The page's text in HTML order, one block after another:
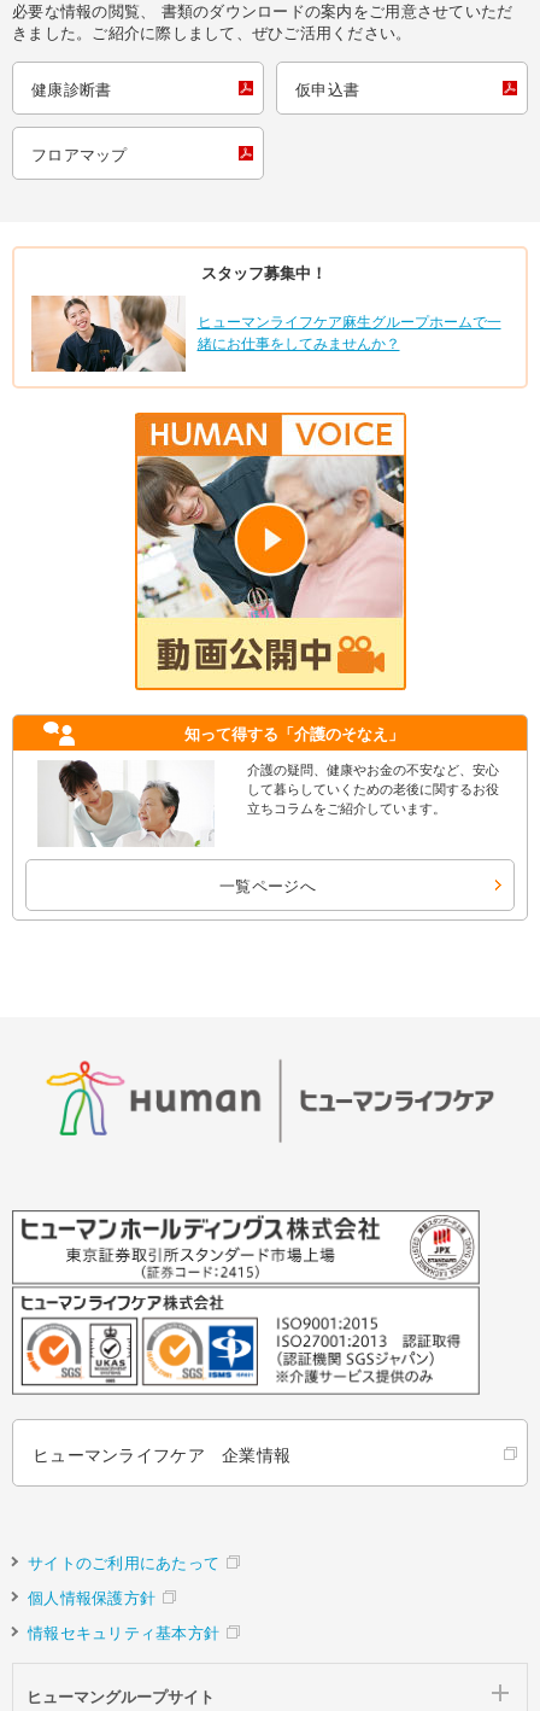
必要な情報の閲覧、 書類のダウンロードの案内をご用意させていただ
きました。ご紹介に際しまして、ぜひご活用ください。
健康診断書 仮申込書
フロアマップ
スタッフ募集中！
ヒューマンライフケア麻生グループホームで一
緒にお仕事をしてみませんか？
知って得する 「介護のそなえ」
介護の疑問、健康やお金の不安など、安心
して暮らしていくための老後に関するお役
立ちコラムをご紹介しています。
一覧ページへ
ヒューマンライフケア 企業情報
サイトのご利用にあたって
個人情報保護方針
情報セキュリティ基本方針
ヒューマングループサイト